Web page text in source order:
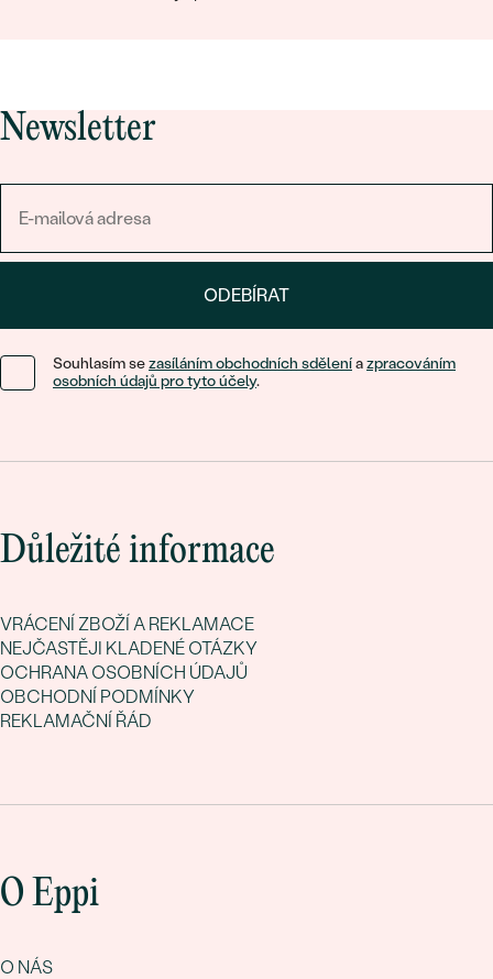
Newsletter
ODEBÍRAT
Souhlasím sezasíláním obchodních sděleníazpracováním
osobních údajů pro tyto účely.
Důležité informace
VRÁCENÍ ZBOŽÍ A REKLAMACE
NEJČASTĚJI KLADENÉ OTÁZKY
OCHRANA OSOBNÍCH ÚDAJŮ
OBCHODNÍ PODMÍNKY
REKLAMAČNÍ ŘÁD
O Eppi
O NÁS